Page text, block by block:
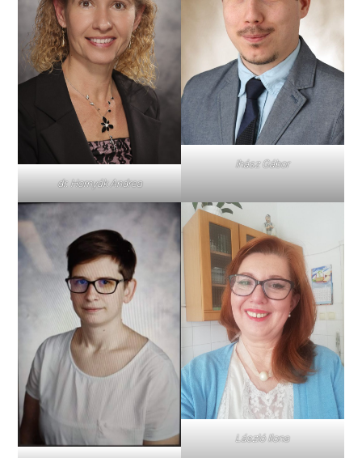
dr. Hornyák Andrea
Ihász Gábor
László Ilona